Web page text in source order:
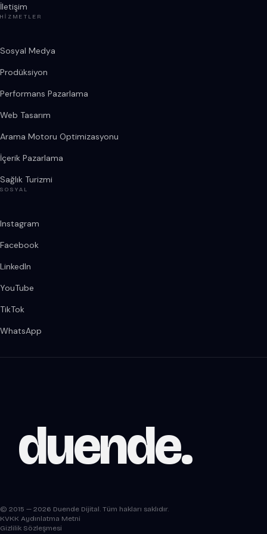
İletişim
HIZMETLER
Sosyal Medya
Prodüksiyon
Performans Pazarlama
Web Tasarım
Arama Motoru Optimizasyonu
İçerik Pazarlama
Sağlık Turizmi
SOSYAL
Instagram
Facebook
LinkedIn
YouTube
TikTok
WhatsApp
duende.
© 2015 — 2026 Duende Dijital. Tüm hakları saklıdır.
KVKK Aydınlatma Metni
Gizlilik Sözleşmesi